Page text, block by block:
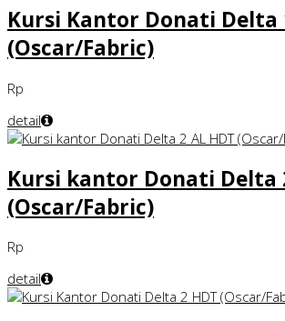
Kursi Kantor Donati Delta
(Oscar/Fabric)
Rp
detail
Kursi kantor Donati Delta
(Oscar/Fabric)
Rp
detail